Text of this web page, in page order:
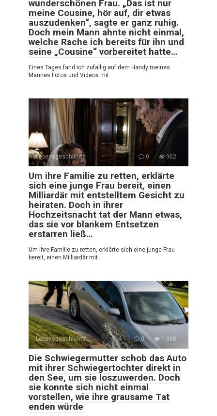
wunderschönen Frau. „Das ist nur
meine Cousine, hör auf, dir etwas
auszudenken“, sagte er ganz ruhig.
Doch mein Mann ahnte nicht einmal,
welche Rache ich bereits für ihn und
seine „Cousine“ vorbereitet hatte…
Eines Tages fand ich zufällig auf dem Handy meines
Mannes Fotos und Videos mit
Lebensgeschichte 0 962
Um ihre Familie zu retten, erklärte
sich eine junge Frau bereit, einen
Milliardär mit entstelltem Gesicht zu
heiraten. Doch in ihrer
Hochzeitsnacht tat der Mann etwas,
das sie vor blankem Entsetzen
erstarren ließ…
Um ihre Familie zu retten, erklärte sich eine junge Frau
bereit, einen Milliardär mit
Lebensgeschichte 0 1.998
Die Schwiegermutter schob das Auto
mit ihrer Schwiegertochter direkt in
den See, um sie loszuwerden. Doch
sie konnte sich nicht einmal
vorstellen, wie ihre grausame Tat
enden würde